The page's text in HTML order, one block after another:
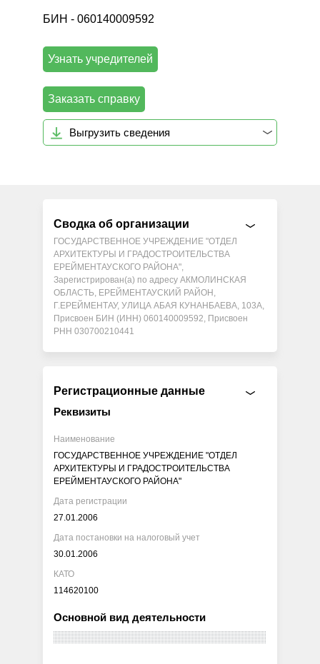
БИН - 060140009592
Узнать учредителей
Заказать справку
Выгрузить сведения
Сводка об организации
ГОСУДАРСТВЕННОЕ УЧРЕЖДЕНИЕ "ОТДЕЛ
АРХИТЕКТУРЫ И ГРАДОСТРОИТЕЛЬСТВА
ЕРЕЙМЕНТАУСКОГО РАЙОНА",
Зарегистрирован(а) по адресу АКМОЛИНСКАЯ
ОБЛАСТЬ, ЕРЕЙМЕНТАУСКИЙ РАЙОН,
Г.ЕРЕЙМЕНТАУ, УЛИЦА АБАЯ КУНАНБАЕВА, 103А,
Присвоен БИН (ИНН) 060140009592, Присвоен
РНН 030700210441
Регистрационные данные
Реквизиты
Наименование
ГОСУДАРСТВЕННОЕ УЧРЕЖДЕНИЕ "ОТДЕЛ
АРХИТЕКТУРЫ И ГРАДОСТРОИТЕЛЬСТВА
ЕРЕЙМЕНТАУСКОГО РАЙОНА"
Дата регистрации
27.01.2006
Дата постановки на налоговый учет
30.01.2006
КАТО
114620100
Основной вид деятельности